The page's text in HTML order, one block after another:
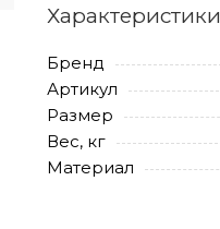
Характеристики
Бренд
Артикул
Размер
Вес, кг
Материал